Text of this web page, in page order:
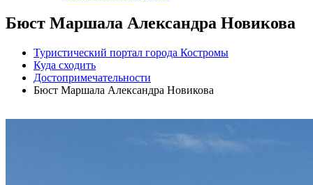
Бюст Маршала Александра Новикова
Туристический портал города Костромы
Куда сходить
Достопримечательности
Бюст Маршала Александра Новикова